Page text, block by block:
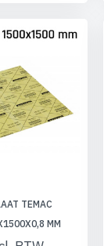
TEMAC
MM